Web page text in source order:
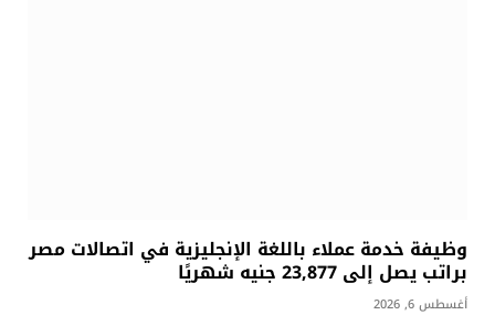
وظيفة خدمة عملاء باللغة الإنجليزية في اتصالات مصر
براتب يصل إلى 23,877 جنيه شهريًا
أغسطس 6, 2026